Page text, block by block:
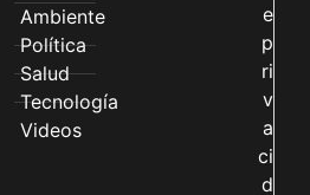
EN
SUS
Ambiente
Política
Salud
Tecnología
Videos
e
p
ri
v
a
ci
d